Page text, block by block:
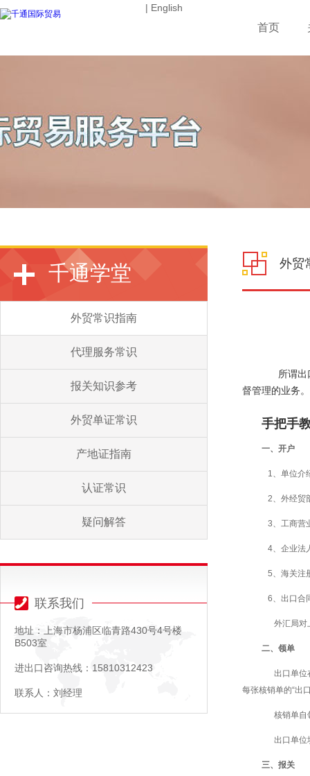
| English
首页
千通学堂
外贸常识指南
代理服务常识
报关知识参考
外贸单证常识
产地证指南
认证常识
疑问解答
联系我们
地址：上海市杨浦区临青路430号4号楼
B503室
进出口咨询热线：15810312423
联系人：刘经理
外贸
所谓出口
督管理的业务。
手把手
一、开户
1、单位介
2、外经贸
3、工商营
4、企业法
5、海关注
6、出口合
外汇局对
二、领单
出口单位
每张核销单的“出
核销单自
出口单位
三、报关